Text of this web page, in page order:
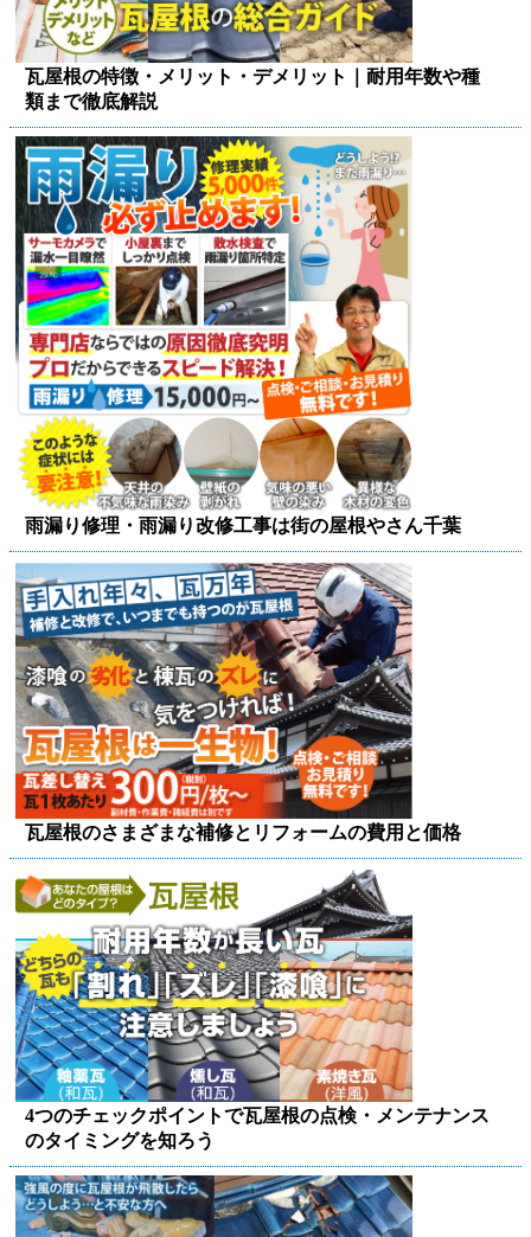
瓦屋根の特徴・メリット・デメリット｜耐用年数や種
類まで徹底解説
雨漏り修理・雨漏り改修工事は街の屋根やさん千葉
瓦屋根のさまざまな補修とリフォームの費用と価格
4つのチェックポイントで瓦屋根の点検・メンテナンス
のタイミングを知ろう